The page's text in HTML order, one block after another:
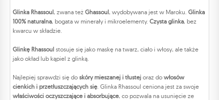
Glinka Rhassoul, zwana też Ghassoul, wydobywana jest w Maroku. Glinka
100% naturalna, bogata w minerały i mikroelementy. Czysta glinka, bez
kwarcu w składzie.
Glinkę Rhassoul stosuje się jako maskę na twarz, ciało i włosy, ale także
jako okład lub kąpiel z glinką.
Najlepiej sprawdzi się do skóry mieszanej i tłustej oraz do włosów
cienkich i przetłuszczających się. Glinka Rhassoul ceniona jest za swoje
właściwości oczyszczające i absorbujące, co pozwala na usunięcie ze